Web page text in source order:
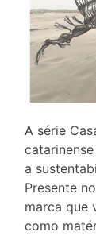
A série
a
Presente
marca que
como